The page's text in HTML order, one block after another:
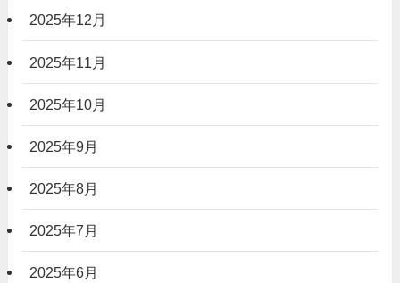
2025年12月
2025年11月
2025年10月
2025年9月
2025年8月
2025年7月
2025年6月